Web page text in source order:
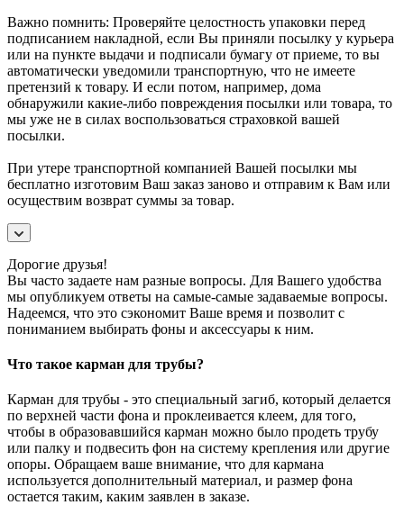
Важно помнить: Проверяйте целостность упаковки перед
подписанием накладной, если Вы приняли посылку у курьера
или на пункте выдачи и подписали бумагу от приеме, то вы
автоматически уведомили транспортную, что не имеете
претензий к товару. И если потом, например, дома
обнаружили какие-либо повреждения посылки или товара, то
мы уже не в силах воспользоваться страховкой вашей
посылки.
При утере транспортной компанией Вашей посылки мы
бесплатно изготовим Ваш заказ заново и отправим к Вам или
осуществим возврат суммы за товар.
Дорогие друзья!
Вы часто задаете нам разные вопросы. Для Вашего удобства
мы опубликуем ответы на самые-самые задаваемые вопросы.
Надеемся, что это сэкономит Ваше время и позволит с
пониманием выбирать фоны и аксессуары к ним.
Что такое карман для трубы?
Карман для трубы - это специальный загиб, который делается
по верхней части фона и проклеивается клеем, для того,
чтобы в образовавшийся карман можно было продеть трубу
или палку и подвесить фон на систему крепления или другие
опоры. Обращаем ваше внимание, что для кармана
используется дополнительный материал, и размер фона
остается таким, каким заявлен в заказе.